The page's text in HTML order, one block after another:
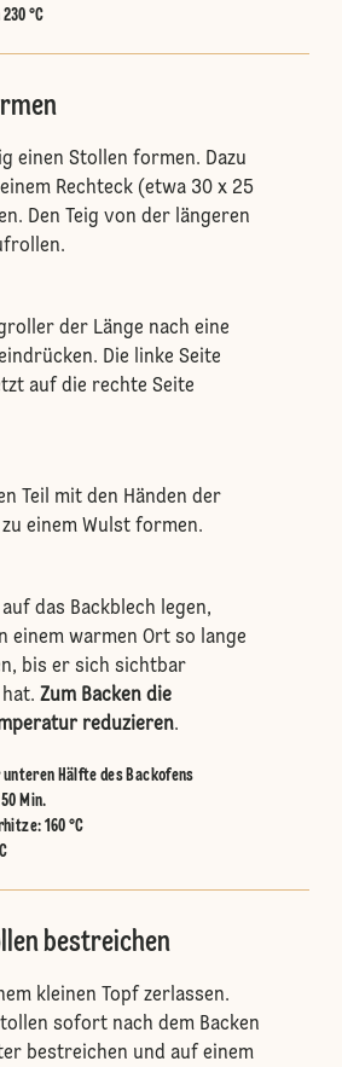
°C
einen Stollen formen. Dazu
Rechteck (etwa 30 x 25
Den Teig von der längeren
der Länge nach eine
Die linke Seite
auf die rechte Seite
Teil mit den Händen der
zu einem Wulst formen.
das Backblech legen,
einem warmen Ort so lange
bis er sich sichtbar
Zum Backen die
reduzieren.
unteren Hälfte des Backofens
Min.
: 160 °C
bestreichen
kleinen Topf zerlassen.
sofort nach dem Backen
bestreichen und auf einem